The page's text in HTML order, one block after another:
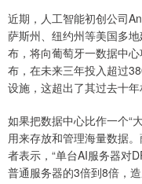
近期，人工智能初创公司
萨斯州、纽约州等美国多
布，将向葡萄牙一数据中
布，在未来三年投入超过
设施，这超出了其过去十年
如果把数据中心比作一个“
用来存放和管理海量数据‌
者表示，“单台AI服务器对
普通服务器的3倍到8倍，